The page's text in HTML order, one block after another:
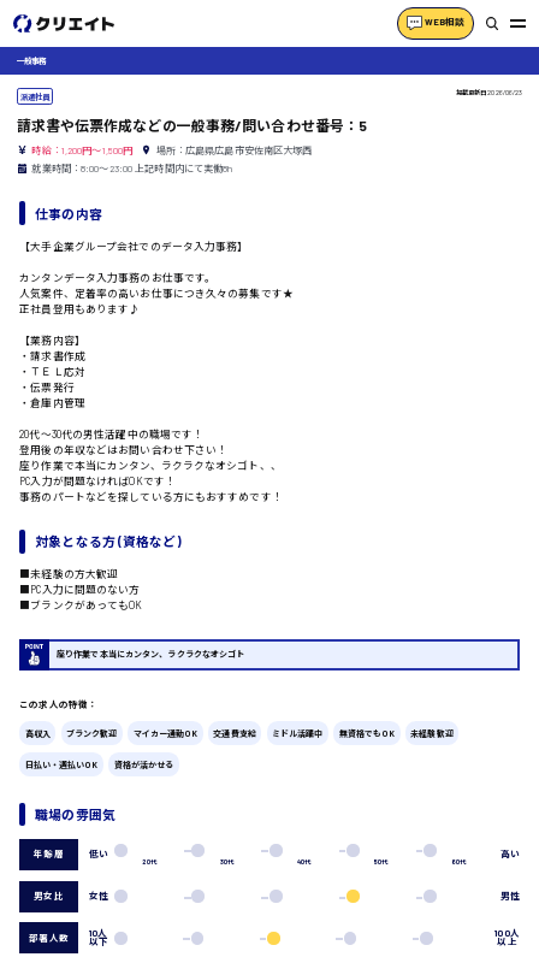
WEB相談
製造・軽作業・物流系
組立、加工
検品・包装・箱詰め
軽作業
介護・医療系
介護職
看護師
オフィスワーク系
データ入力
広島市中区
広島市西区
時給1200円～
一般事務
派遣社員 掲載更新日2026/06/23
請求書や伝票作成などの一般事務/問い合わせ番号：5
時給：1,200円～1,500円
場所：広島県広島市安佐南区大塚西
就業時間：8:00〜23:00 上記時間内にて実働8h
仕事の内容
【大手企業グループ会社でのデータ入力事務】
カンタンデータ入力事務のお仕事です。
人気案件、定着率の高いお仕事につき久々の募集です★
正社員登用もあります♪
【業務内容】
・請求書作成
・ＴＥＬ応対
・伝票発行
・倉庫内管理
20代〜30代の男性活躍中の職場です！
登用後の年収などはお問い合わせ下さい！
座り作業で本当にカンタン、ラクラクなオシゴト、、
PC入力が問題なければOKです！
事務のパートなどを探している方にもおすすめです！
対象となる方 (資格など)
■未経験の方大歓迎
■PC入力に問題のない方
■ブランクがあってもOK
座り作業で本当にカンタン、ラクラクなオシゴト
この求人の特徴：
高収入 ブランク歓迎 マイカー通勤OK 交通費支給 ミドル活躍中 無資格でもOK 未経験歓迎
日払い・週払いOK 資格が活かせる
職場の雰囲気
年齢層 低い
20代 30代 40代 50代 60代
高い
男女比 女性 男性
部署人数 10人
以下
100人
以上